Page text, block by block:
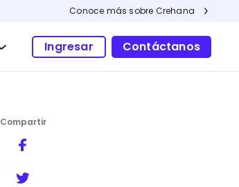
Conoce más sobre Crehana
Ingresar Contáctanos
Compartir